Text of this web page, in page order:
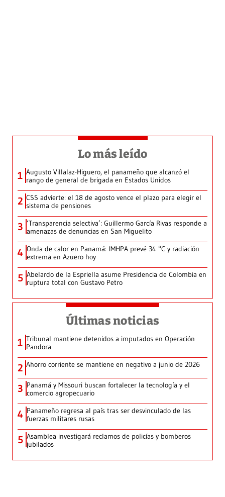
Lo más leído
1 Augusto Villalaz-Higuero, el panameño que alcanzó el
rango de general de brigada en Estados Unidos
2 CSS advierte: el 18 de agosto vence el plazo para elegir el
sistema de pensiones
3 ‘Transparencia selectiva’: Guillermo García Rivas responde a
amenazas de denuncias en San Miguelito
4 Onda de calor en Panamá: IMHPA prevé 34 °C y radiación
extrema en Azuero hoy
5 Abelardo de la Espriella asume Presidencia de Colombia en
ruptura total con Gustavo Petro
Últimas noticias
1 Tribunal mantiene detenidos a imputados en Operación
Pandora
2 Ahorro corriente se mantiene en negativo a junio de 2026
3 Panamá y Missouri buscan fortalecer la tecnología y el
comercio agropecuario
4 Panameño regresa al país tras ser desvinculado de las
fuerzas militares rusas
5 Asamblea investigará reclamos de policías y bomberos
jubilados